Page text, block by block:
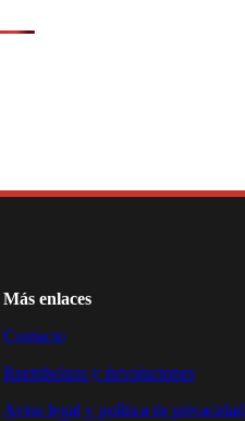
Más enlaces
Contacto
Reembolsos y devoluciones
Aviso legal y política de privacidad